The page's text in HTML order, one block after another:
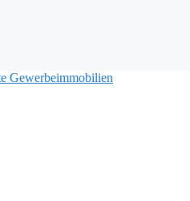
Gewerbeimmobilien